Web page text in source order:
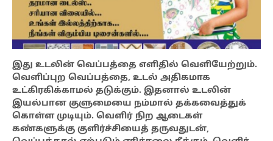
இது உடலின் வெப்பத்தை எளிதில் வெளியேற்றும்.
வெளிப்புற வெப்பத்தை, உடல் அதிகமாக
உட்கிரகிக்காமல் தடுக்கும். இதனால் உடலின்
இயல்பான குளுமையை நம்மால் தக்கவைத்துக்
கொள்ள முடியும். வெளிர் நிற ஆடைகள்
கண்களுக்கு குளிர்ச்சியைத் தருவதுடன்,